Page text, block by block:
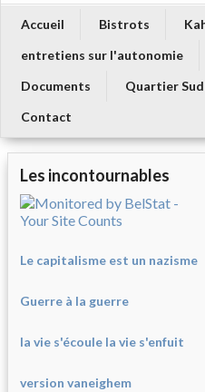
Accueil Bistrots
entretiens sur l'autonomie
Documents
Quartier Sud
Contact
Les incontournables
Le capitalisme est un nazisme
Guerre à la guerre
la vie s'écoule la vie s'enfuit
version vaneighem